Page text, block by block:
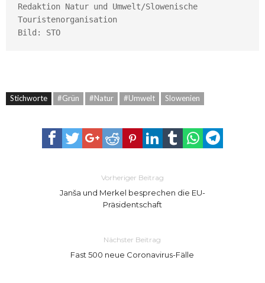
Redaktion Natur und Umwelt/Slowenische
Touristenorganisation
Bild: STO
Stichworte #Grün #Natur #Umwelt Slowenien
Vorheriger Beitrag
Janša und Merkel besprechen die EU-
Präsidentschaft
Nächster Beitrag
Fast 500 neue Coronavirus-Fälle